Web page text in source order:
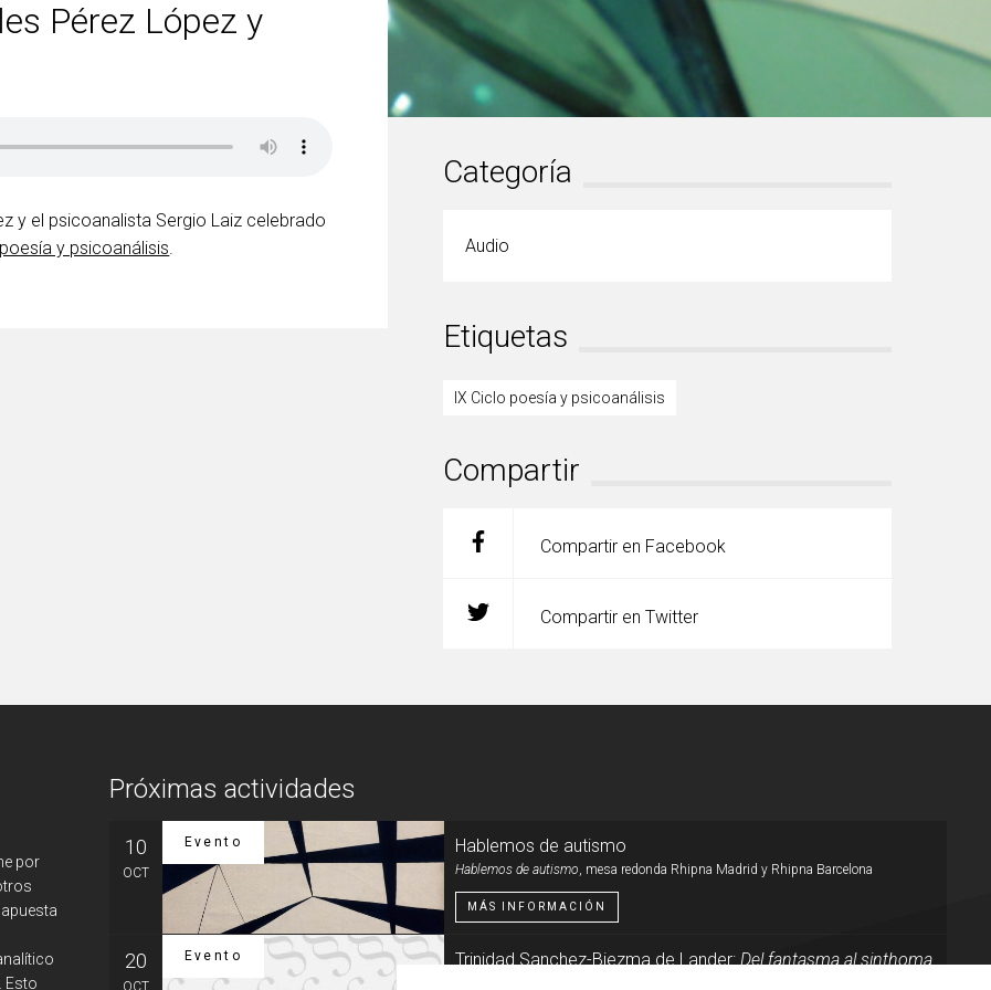
Pérez López y
y el psicoanalista Sergio Laiz celebrado
y psicoanálisis.
Categoría
Audio
Etiquetas
IX Ciclo poesía y psicoanálisis
Compartir
Compartir en Facebook
Compartir en Twitter
por
Esto
Próximas actividades
10
OCT
Evento Hablemos de autismo
Hablemos de autismo, mesa redonda Rhipna Madrid y Rhipna Barcelona
MÁS INFORMACIÓN
20
OCT
Evento Trinidad Sanchez-Biezma de Lander:Del fantasma al sinthoma